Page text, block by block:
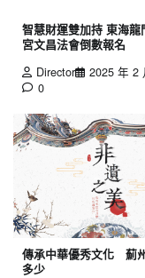
智慧財運雙加持 東海龍
宮文昌法會倒數報名
Director
2025 年 2
0
傳承中華優秀文化 薊
多少